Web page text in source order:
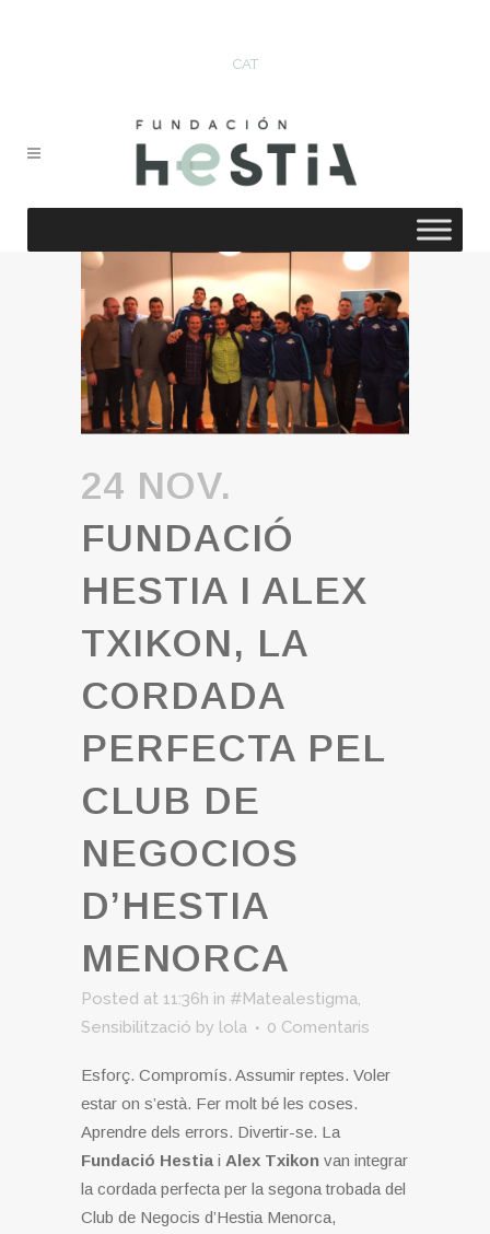
CAT
24 NOV.
FUNDACIÓ
HESTIA I ALEX
TXIKON, LA
CORDADA
PERFECTA PEL
CLUB DE
NEGOCIOS
D’HESTIA
MENORCA
Posted at 11:36h in #Matealestigma,
Sensibilització by lola 0 Comentaris
Esforç. Compromís. Assumir reptes. Voler
estar on s’està. Fer molt bé les coses.
Aprendre dels errors. Divertir-se. La
Fundació Hestia i Alex Txikon van integrar
la cordada perfecta per la segona trobada del
Club de Negocis d’Hestia Menorca,